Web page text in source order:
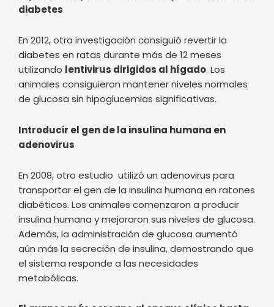
animales consiguieron mantener niveles normales
Introducir el gen de la insulina humana en
adenovirus
En 2008, otro estudio utilizó un adenovirus para
diabéticos. Los animales comenzaron a producir
insulina humana y mejoraron sus niveles de glucosa.
aún más la secreción de insulina, demostrando que
el sistema responde a las necesidades
metabólicas.
El avance más cercano al ensayo clínico hasta
ahora se basa en adenovirus
En 2013, los resultados de una terapia génica con el